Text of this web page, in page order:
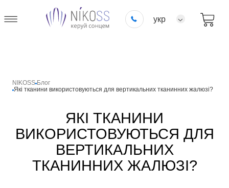
укр
NIKOSS Блог
Які тканини використовуються для вертикальних тканинних жалюзі?
ЯКІ ТКАНИНИ
ВИКОРИСТОВУЮТЬСЯ ДЛЯ
ВЕРТИКАЛЬНИХ
ТКАНИННИХ ЖАЛЮЗІ?